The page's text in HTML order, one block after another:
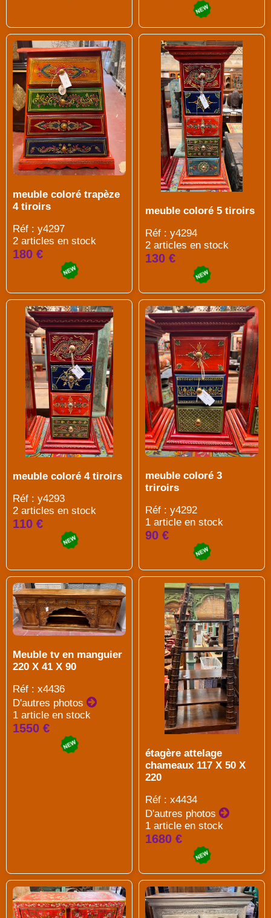
meuble coloré trapèze
4 tiroirs
Réf : y4297
2 articles en stock
180 €
meuble coloré 5 tiroirs
Réf : y4294
2 articles en stock
130 €
meuble coloré 4 tiroirs
Réf : y4293
2 articles en stock
110 €
meuble coloré 3
triroirs
Réf : y4292
1 article en stock
90 €
Meuble tv en manguier
220 X 41 X 90
Réf : x4436
D'autres photos
1 article en stock
1550 €
étagère attelage
chameaux 117 X 50 X
220
Réf : x4434
D'autres photos
1 article en stock
1680 €